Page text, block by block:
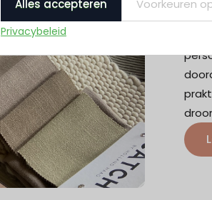
we
Alles accepteren Voorkeuren
Privacybeleid